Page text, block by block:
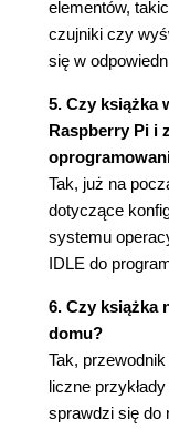
Rozdział 6.
Pliki (75)
Serializacja
Internet (80)
Rozdział 7.
elementów,
czujniki czy
się w
5. Czy książka
Raspberry Pi i
Tak, już na
dotyczące
systemu
IDLE do
6. Czy książka
domu?
Tak,
liczne
sprawdzi się do